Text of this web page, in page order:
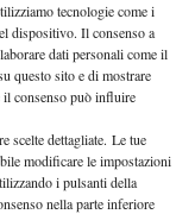
tecnologie come i
dispositivo. Il consenso a
dati personali come il
questo sito e di mostrare
consenso può influire
scelte dettagliate. Le tue
modificare le impostazioni
i pulsanti della
nella parte inferiore
di padri-padroni
sembra aver
si é visto in campo
cemento: le vittorie
affatto ofuscate
e Cincinnati) e
gioco espresso non